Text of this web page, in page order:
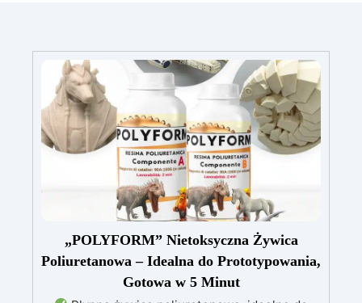
„POLYFORM” Nietoksyczna Żywica
Poliuretanowa – Idealna do Prototypowania,
Gotowa w 5 Minut